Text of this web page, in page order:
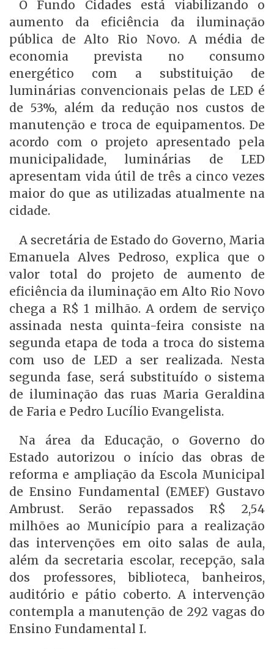
O Fundo Cidades está viabilizando o
aumento da eficiência da iluminação
pública de Alto Rio Novo. A média de
economia prevista no consumo
energético com a substituição de
luminárias convencionais pelas de LED é
de 53%, além da redução nos custos de
manutenção e troca de equipamentos. De
acordo com o projeto apresentado pela
municipalidade, luminárias de LED
apresentam vida útil de três a cinco vezes
maior do que as utilizadas atualmente na
cidade.
A secretária de Estado do Governo, Maria
Emanuela Alves Pedroso, explica que o
valor total do projeto de aumento de
eficiência da iluminação em Alto Rio Novo
chega a R$ 1 milhão. A ordem de serviço
assinada nesta quinta-feira consiste na
segunda etapa de toda a troca do sistema
com uso de LED a ser realizada. Nesta
segunda fase, será substituído o sistema
de iluminação das ruas Maria Geraldina
de Faria e Pedro Lucílio Evangelista.
Na área da Educação, o Governo do
Estado autorizou o início das obras de
reforma e ampliação da Escola Municipal
de Ensino Fundamental (EMEF) Gustavo
Ambrust. Serão repassados R$ 2,54
milhões ao Município para a realização
das intervenções em oito salas de aula,
além da secretaria escolar, recepção, sala
dos professores, biblioteca, banheiros,
auditório e pátio coberto. A intervenção
contempla a manutenção de 292 vagas do
Ensino Fundamental I.